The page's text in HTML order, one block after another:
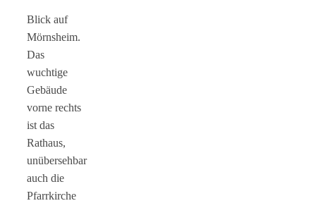
Blick auf
Mörnsheim.
Das
wuchtige
Gebäude
vorne rechts
ist das
Rathaus,
unübersehbar
auch die
Pfarrkirche